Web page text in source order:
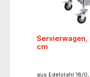
Servierwagen,
cm
aus Edelstahl 18/